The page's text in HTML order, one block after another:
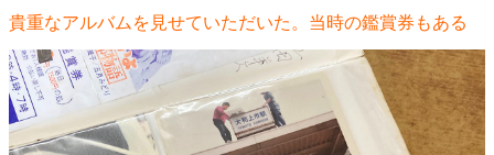
貴重なアルバムを見せていただいた。当時の鑑賞券もある